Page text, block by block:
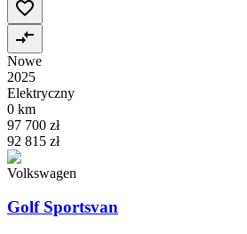
Nowe
2025
Elektryczny
0 km
97 700 zł
92 815 zł
Volkswagen
Golf Sportsvan